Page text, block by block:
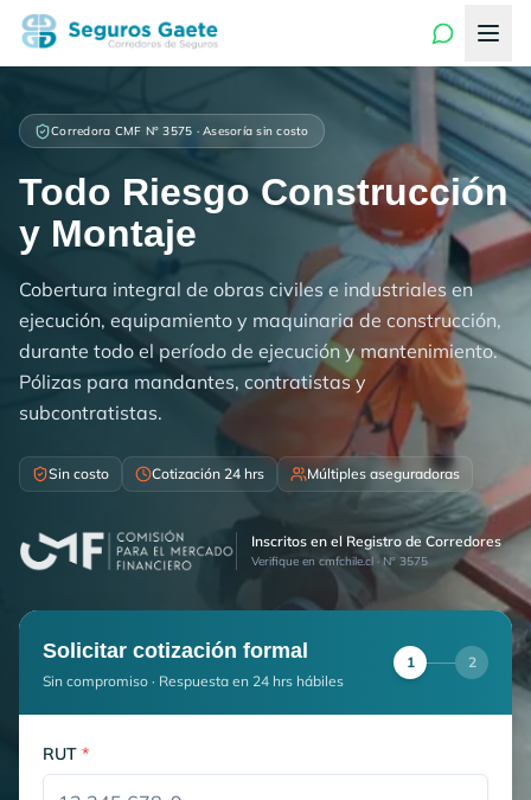
Corredora CMF N° 3575 · Asesoría sin costo
Todo Riesgo Construcción
y Montaje
Cobertura integral de obras civiles e industriales en
ejecución, equipamiento y maquinaria de construcción,
durante todo el período de ejecución y mantenimiento.
Pólizas para mandantes, contratistas y
subcontratistas.
Sin costo Cotización 24 hrs Múltiples aseguradoras
Inscritos en el Registro de Corredores
Verifique en cmfchile.cl · N° 3575
Solicitar cotización formal
Sin compromiso · Respuesta en 24 hrs hábiles
1 2
RUT *